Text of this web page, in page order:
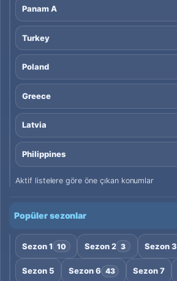
Panam A
Turkey
Poland
Greece
Latvia
Philippines
Aktif listelere göre öne çıkan konumlar
Popüler sezonlar
Sezon 1 10 Sezon 2 3 Sezon 3
Sezon 5 Sezon 6 43 Sezon 7